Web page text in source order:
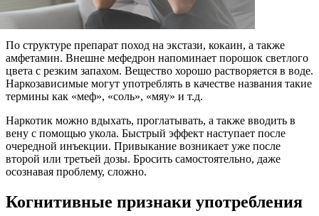
По структуре препарат поход на экстази, кокаин, а также
амфетамин. Внешне мефедрон напоминает порошок светлого
цвета с резким запахом. Вещество хорошо растворяется в воде.
Наркозависимые могут употреблять в качестве названия такие
термины как «меф», «соль», «мяу» и т.д.
Наркотик можно вдыхать, проглатывать, а также вводить в
вену с помощью укола. Быстрый эффект наступает после
очередной инъекции. Привыкание возникает уже после
второй или третьей дозы. Бросить самостоятельно, даже
осознавая проблему, сложно.
Когнитивные признаки употребления